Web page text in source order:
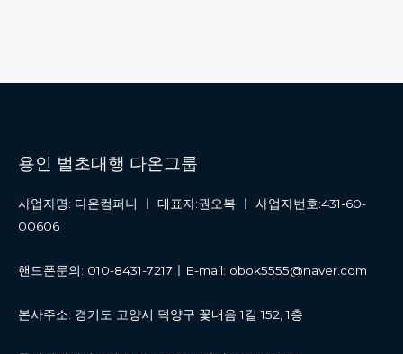
용인 벌초대행 다온그룹
사업자명: 다온컴퍼니 ㅣ 대표자:권오복 ㅣ 사업자번호:431-60-
00606
핸드폰문의: 010-8431-7217ㅣE-mail: obok5555@naver.com
본사주소: 경기도 고양시 덕양구 꽃내음 1길 152, 1층